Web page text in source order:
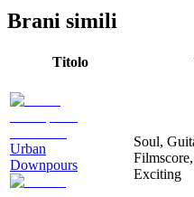
Brani simili
Titolo
Urban
Downpours
Soul,
Exciting